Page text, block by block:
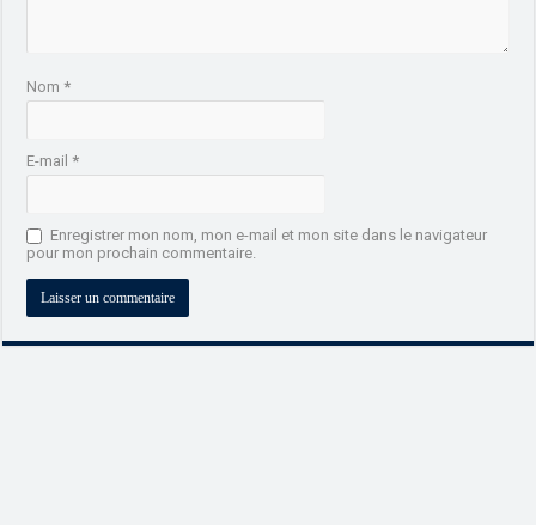
Nom*
E-mail*
Enregistrer mon nom, mon e-mail et mon site dans le navigateur
pour mon prochain commentaire.